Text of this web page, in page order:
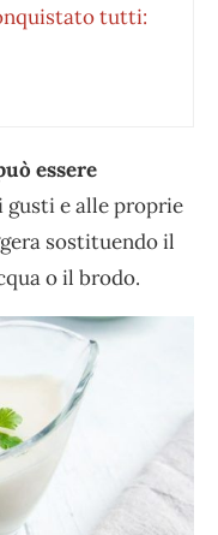
tutti:
essere
gusti e alle proprie
sostituendo il
o il brodo.